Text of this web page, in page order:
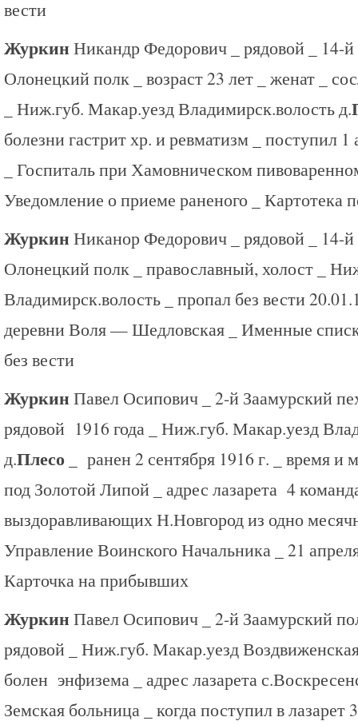
вести
Журкин Никандр Федорович _ рядовой _ 14-
Олонецкий полк _ возраст 23 лет _ женат _
_ Ниж.губ. Макар.уезд Владимирск.волость д.
болезни гастрит хр. и ревматизм _ поступил 1
_ Госпиталь при Хамовническом
Уведомление о приеме раненого _ Картотека
Журкин Никанор Федорович _ рядовой _ 14-
Олонецкий полк _ православный, холост _
Владимирск.волость _ пропал без вести
деревни Воля — Шедловская _ Именные
без вести
Журкин Павел Осипович _ 2-й Заамурский
рядовой 1916 года _ Ниж.губ. Макар.уезд
д.Плесо _ ранен 2 сентября 1916 г. _ время и
под Золотой Липой _ адрес лазарета 4
выздоравливающих Н.Новгород из одно
Управление Воинского Начальника _ 21
Карточка на прибывших
Журкин Павел Осипович _ 2-й Заамурский
рядовой _ Ниж.губ. Макар.уезд
болен энфизема _ адрес лазарета
Земская больница _ когда поступил в лазарет